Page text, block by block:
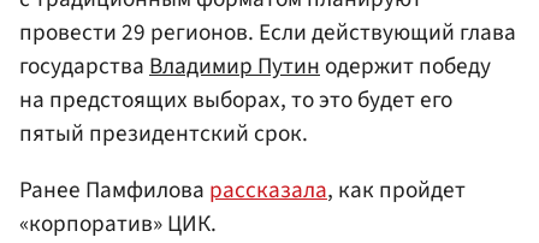
провести 29 регионов. Если действующий глава
государстваВладимир Путинодержит победу
на предстоящих выборах, то это будет его
пятый президентский срок.
Ранее Памфилова рассказала, как пройдет
«корпоратив» ЦИК.